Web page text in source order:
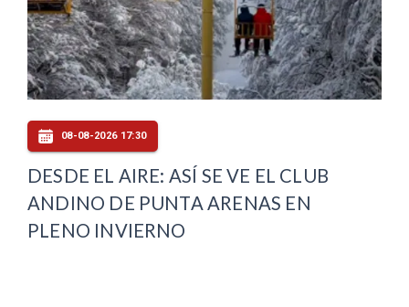
08-08-2026 17:30
DESDE EL AIRE: ASÍ SE VE EL CLUB
ANDINO DE PUNTA ARENAS EN
PLENO INVIERNO